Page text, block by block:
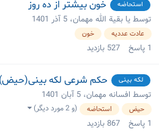
استحاضه خون بیشتر از ده روز
توسط یا بقیة الله مهمان، 5 آذر 1401
عادت عددیه خون
1 پاسخ 527 بازدید
لکه بینی حکم شرعی لکه بینی(حیض)
توسط افسانه مهمان، 5 آبان 1401
حیض استحاضه (و 2 مورد دیگر)
1 پاسخ 867بازدید